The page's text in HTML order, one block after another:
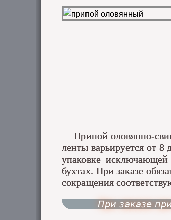
Припой оловянно-
ленты варьируется от
упаковке
бухтах. При заказе
сокращения
При заказе